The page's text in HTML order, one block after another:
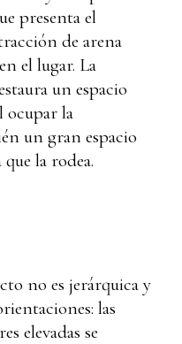
presenta el
de arena
el lugar. La
un espacio
ocupar la
un gran espacio
la rodea.
no es jerárquica y
las
elevadas se